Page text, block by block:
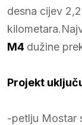
desna cijev
M4 dužine
Projekt
-petlju Mostar